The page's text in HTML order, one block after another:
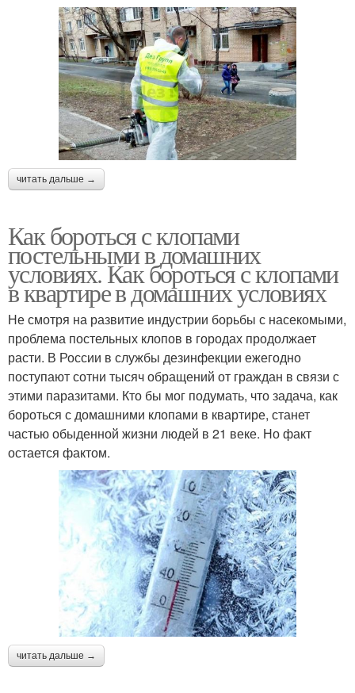
читать дальше →
Как бороться с клопами
постельными в домашних
условиях. Как бороться с клопами
в квартире в домашних условиях
Не смотря на развитие индустрии борьбы с насекомыми,
проблема постельных клопов в городах продолжает
расти. В России в службы дезинфекции ежегодно
поступают сотни тысяч обращений от граждан в связи с
этими паразитами. Кто бы мог подумать, что задача, как
бороться с домашними клопами в квартире, станет
частью обыденной жизни людей в 21 веке. Но факт
остается фактом.
читать дальше →